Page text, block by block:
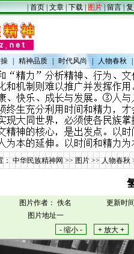
|首页|文章|下载| 图片|留言|
精神品质 时代风尚 人物春秋
：中华民族精神网>>图片>>人物春秋
图片作者： 佚名
更新时
图片地址一